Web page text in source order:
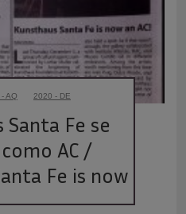
AQ 2020 - DE
Fe se
AC /
Fe is now
AC!